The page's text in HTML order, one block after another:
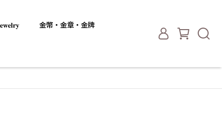
金幣・金章・金牌